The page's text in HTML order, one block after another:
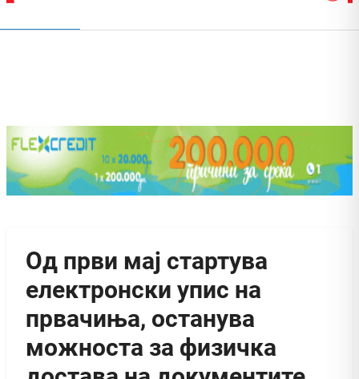
Од први мај стартува
електронски упис на
првачиња, останува
можноста за физичка